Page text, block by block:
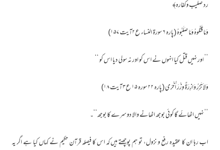
رد صلیب وکفارہ﴾
وَمَا قَتَلُوهُ وَمَا صَلَبُوهُ (پارہ ۶ سورۃ النساء ع۲آیت ۱۵۷)
’’ اور نہیں قتل کیا انہوں نے اس کو اور نہ سولی دیا اس کو ‘‘
وَلاَ تَزِرُ وَازِرَةٌ وِزْرَ أُخْرَى (پارہ ۲۲ سورہ ۱۵ ع۳ آیت ۱۸)
’’ نہیں اٹھائے گا کوئی بوجھ اٹھانے والا دوسرے کا بوجھ‘‘۔
اب رہا ان کا عقیدہ رفع و نزول، تو ہم پوچھتے ہیں کہ اس کا فیصلہ قرآن حکیم نے کہاں کیا ہے اگر یہ